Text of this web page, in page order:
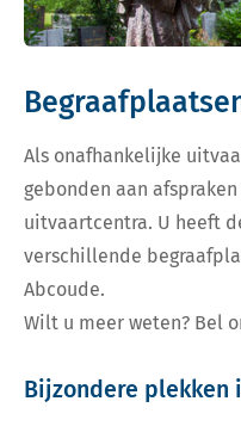
Als onafhankelijke
gebonden aan
uitvaartcentra. U heeft
verschillende
Abcoude.
Wilt u meer weten? Bel
Bijzondere plekken